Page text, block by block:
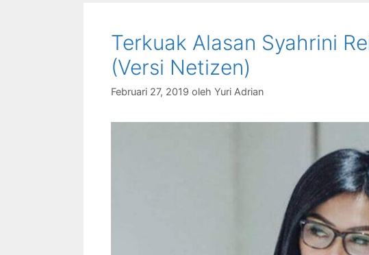
Terkuak Alasan Syahrini
(Versi Netizen)
Februari 27, 2019 oleh Yuri Adrian